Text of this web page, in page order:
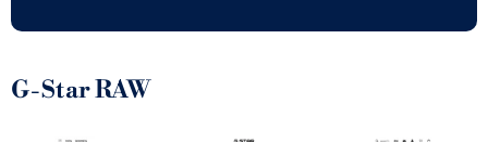
G-Star RAW